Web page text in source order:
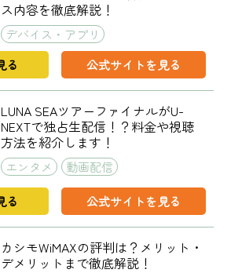
ス内容を徹底解説！
デバイス・アプリ
る
公式サイトを見る
LUNA SEAツアーファイナルがU-
NEXTで独占生配信！？料金や視聴
方法を紹介します！
エンタメ 動画配信
る 公式サイトを見る
カシモWiMAXの評判は？メリット・
デメリットまで徹底解説！